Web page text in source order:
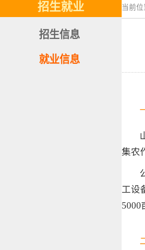
招生就业
招生信息
就业信息
当前位
集农
工设
5000